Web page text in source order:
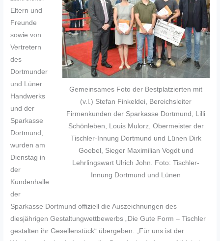
Gemeinsames Foto der Bestplatzierten mit
(v.l.) Stefan Finkeldei, Bereichsleiter
Firmenkunden der Sparkasse Dortmund, Lilli
Schönleben, Louis Mulorz, Obermeister der
Tischler-Innung Dortmund und Lünen Dirk
Goebel, Sieger Maximilian Vogdt und
Lehrlingswart Ulrich John. Foto: Tischler-
Innung Dortmund und Lünen
Eltern und
Freunde
sowie von
Vertretern
des
Dortmunder
und Lüner
Handwerks
und der
Sparkasse
Dortmund,
wurden am
Dienstag in
der
Kundenhalle
der
Sparkasse Dortmund offiziell die Auszeichnungen des
diesjährigen Gestaltungwettbewerbs „Die Gute Form – Tischler
gestalten ihr Gesellenstück“ übergeben. „Für uns ist der